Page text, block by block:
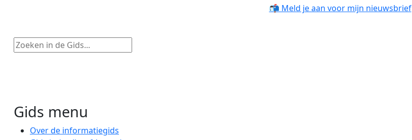
📬 Meld je aan voor mijn nieuwsbrief
Zoeken in de Gids...
Gids menu
Over de informatiegids